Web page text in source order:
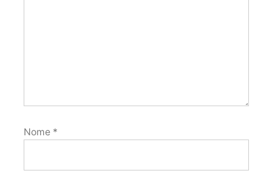
Nome *